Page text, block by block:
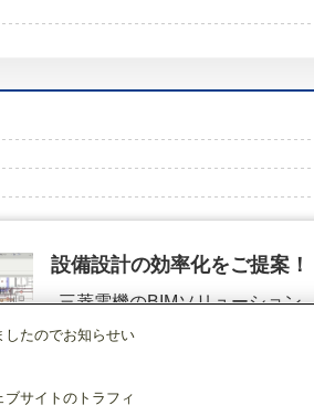
設備設計の効率化をご提案！
三菱電機のBIMソリューション
（空調.換気.照明）
したのでお知らせい
サイトのトラフィ